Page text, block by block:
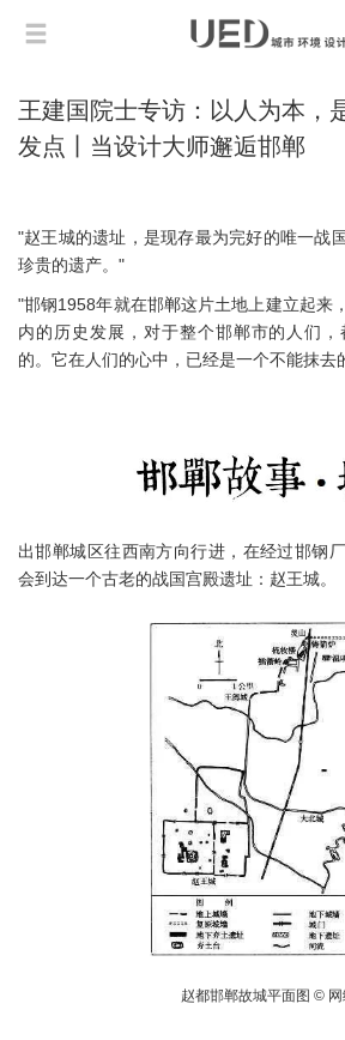
王建国院士专访：以人为本，
发点丨当设计大师邂逅邯郸
"赵王城的遗址，是现存最为完好的唯一战
珍贵的遗产。"
"邯钢1958年就在邯郸这片土地上建立起来
内的历史发展，对于整个邯郸市的人们
的。它在人们的心中，已经是一个不能抹去
出邯郸城区往西南方向行进，在经过邯钢
会到达一个古老的战国宫殿遗址：赵王城。
赵都邯郸故城平面图 © 网